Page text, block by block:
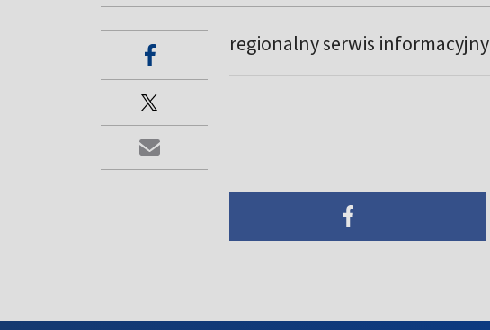
regionalny serwis informacyjny